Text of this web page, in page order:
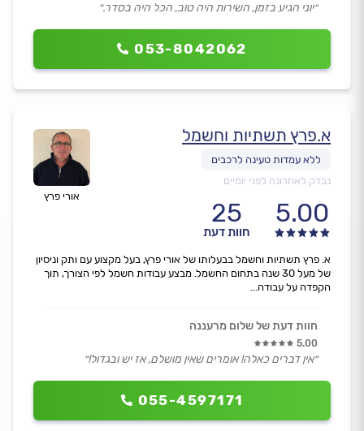
053-8042062
״יוני הגיע בזמן, השירות היה טוב, הכל היה בסדר.״
אורי פרץ
א.פרץ תשתיות וחשמל
נבדק לאחרונה לפני יומיים
5.00
25
חוות דעת
055-4597171
א. פרץ תשתיות וחשמל בבעלותו של אורי פרץ, בעל מקצוע עם ותק וניסיון
של מעל 30 שנה בתחום החשמל. מבצע עבודות חשמל לפי הצורך, תוך
הקפדה על עבודה...
חוות דעת של שלום מרעננה
5.00
״אין דברים כאלה! אומרים שאין מושלם, אז יש ובגדול!״